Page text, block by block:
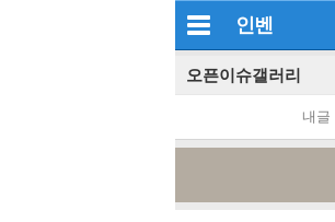
인벤
오픈이슈갤러리
내글